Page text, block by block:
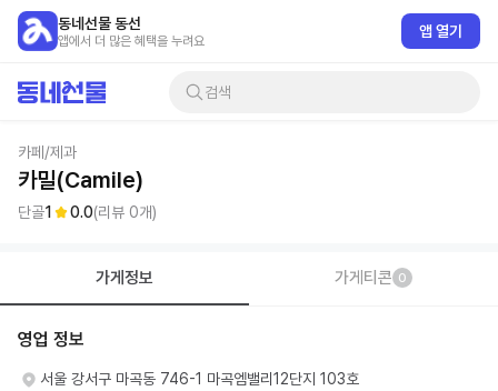
동네선물 동선
앱에서 더 많은 혜택을 누려요
앱 열기
검색
카페/제과
카밀(Camile)
단골1 0.0(리뷰 0개)
가게정보 가게티콘 0
영업 정보
서울 강서구 마곡동 746-1 마곡엠밸리12단지 103호